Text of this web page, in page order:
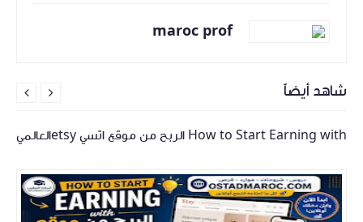
maroc prof
شاهد أيضاً
How to Start Earning with الربح من موقع اتسي etsyالعالمي

